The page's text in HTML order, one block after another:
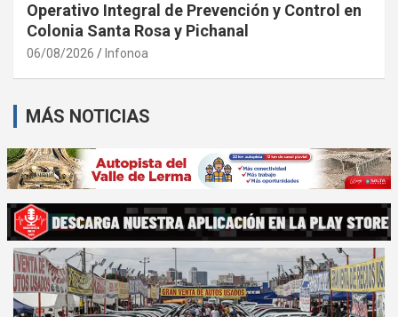
Operativo Integral de Prevención y Control en
Colonia Santa Rosa y Pichanal
06/08/2026 Infonoa
MÁS NOTICIAS